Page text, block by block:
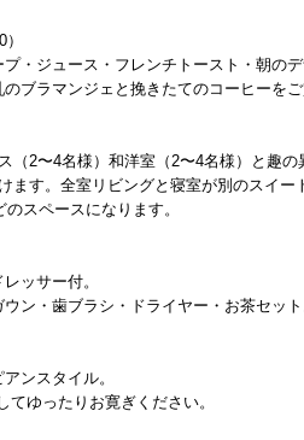
・ジュース・フレンチトースト・朝の
ブラマンジェと挽きたてのコーヒーをご
（2〜4名様）和洋室（2〜4名様）と趣
ます。全室リビングと寝室が別のスイ
スペースになります。
ッサー付。
ン・歯ブラシ・ドライヤー・お茶セット
ンスタイル。
ゆったりお寛ぎください。